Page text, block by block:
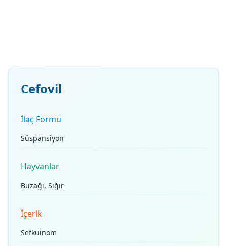
Cefovil
İlaç Formu
Süspansiyon
Hayvanlar
Buzağı, Sığır
İçerik
Sefkuinom